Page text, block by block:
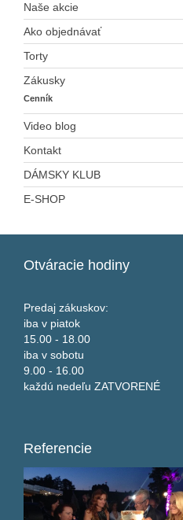
Naše akcie
Ako objednávať
Torty
Zákusky
Cenník
Video blog
Kontakt
DÁMSKY KLUB
E-SHOP
Otváracie hodiny
Predaj zákuskov:
iba v piatok
15.00 - 18.00
iba v sobotu
9.00 - 16.00
každú nedeľu ZATVORENÉ
Referencie